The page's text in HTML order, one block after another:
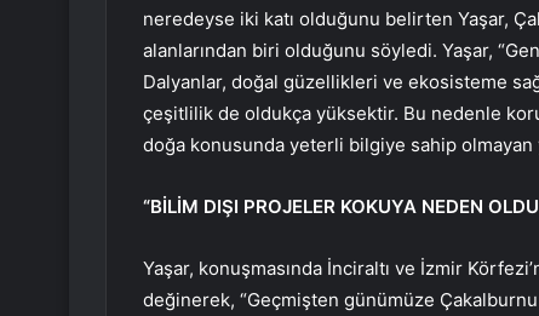
neredeyse iki katı olduğunu belirten Yaşar,
alanlarından biri olduğunu söyledi. Yaşar,
Dalyanlar, doğal güzellikleri ve ekosisteme
çeşitlilik de oldukça yüksektir. Bu nedenle
doğa konusunda yeterli bilgiye sahip
“BİLİM DIŞI PROJELER KOKUYA NEDEN
Yaşar, konuşmasında İnciraltı ve İzmir
değinerek, “Geçmişten günümüze